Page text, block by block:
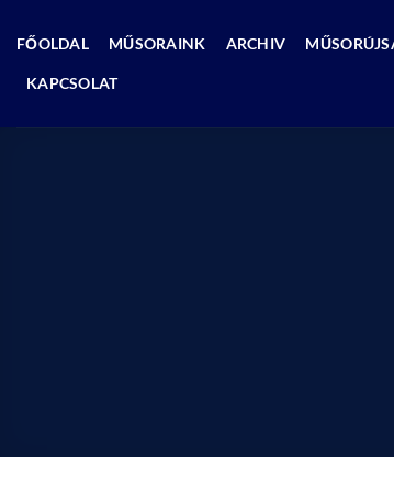
FŐOLDAL MŰSORAINK ARCHIV
KAPCSOLAT